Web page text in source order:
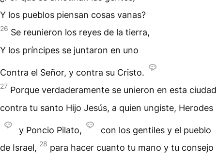
Y los pueblos piensan cosas vanas?
26 Se reunieron los reyes de la tierra,
Y los príncipes se juntaron en uno
Contra el Señor, y contra su Cristo.
27 Porque verdaderamente se unieron en esta ciudad
contra tu santo Hijo Jesús, a quien ungiste, Herodes
y Poncio Pilato,
con los gentiles y el pueblo
de Israel, 28 para hacer cuanto tu mano y tu consejo